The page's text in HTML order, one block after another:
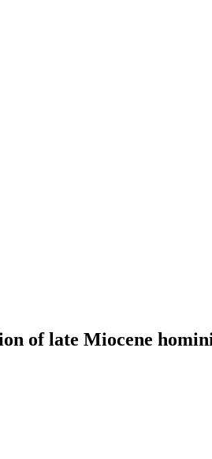
of late Miocene